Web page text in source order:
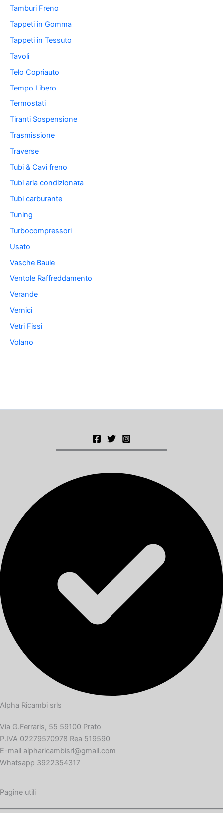
Tamburi Freno
Tappeti in Gomma
Tappeti in Tessuto
Tavoli
Telo Copriauto
Tempo Libero
Termostati
Tiranti Sospensione
Trasmissione
Traverse
Tubi & Cavi freno
Tubi aria condizionata
Tubi carburante
Tuning
Turbocompressori
Usato
Vasche Baule
Ventole Raffreddamento
Verande
Vernici
Vetri Fissi
Volano
Alpha Ricambi srls
Via G.Ferraris, 55 59100 Prato
P.IVA 02279570978 Rea 519590
E-mail alpharicambisrl@gmail.com
Whatsapp 3922354317
Pagine utili